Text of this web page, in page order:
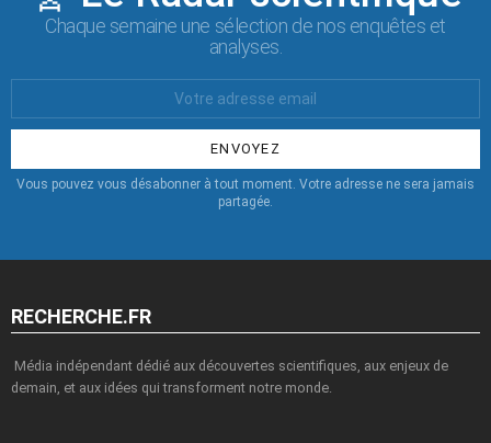
Chaque semaine une sélection de nos enquêtes et
analyses.
:
Vous pouvez vous désabonner à tout moment. Votre adresse ne sera jamais
partagée.
RECHERCHE.FR
Média indépendant dédié aux découvertes scientifiques, aux enjeux de
demain, et aux idées qui transforment notre monde.